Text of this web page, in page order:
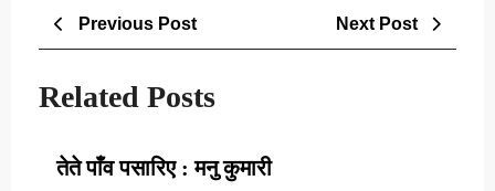
Post
navigation
Previous PostPrevious
Next Post
Related Posts
तेते पाँव पसारिए : मनु कुमारीतेते